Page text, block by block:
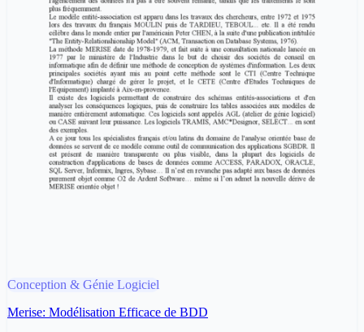
Conception & Génie Logiciel
Merise: Modélisation Efficace de BDD